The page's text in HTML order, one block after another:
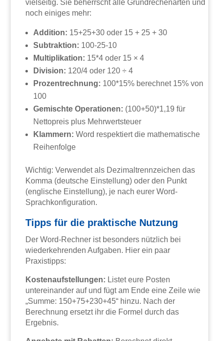
vielseitig. Sie beherrscht alle Grundrechenarten und
noch einiges mehr:
Addition: 15+25+30 oder 15 + 25 + 30
Subtraktion: 100-25-10
Multiplikation: 15*4 oder 15 × 4
Division: 120/4 oder 120 ÷ 4
Prozentrechnung: 100*15% berechnet 15% von
100
Gemischte Operationen: (100+50)*1,19 für
Nettopreis plus Mehrwertsteuer
Klammern: Word respektiert die mathematische
Reihenfolge
Wichtig: Verwendet als Dezimaltrennzeichen das
Komma (deutsche Einstellung) oder den Punkt
(englische Einstellung), je nach eurer Word-
Sprachkonfiguration.
Tipps für die praktische Nutzung
Der Word-Rechner ist besonders nützlich bei
wiederkehrenden Aufgaben. Hier ein paar
Praxistipps:
Kostenaufstellungen: Listet eure Posten
untereinander auf und fügt am Ende eine Zeile wie
„Summe: 150+75+230+45“ hinzu. Nach der
Berechnung ersetzt ihr die Formel durch das
Ergebnis.